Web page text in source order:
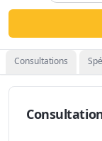
Consultations